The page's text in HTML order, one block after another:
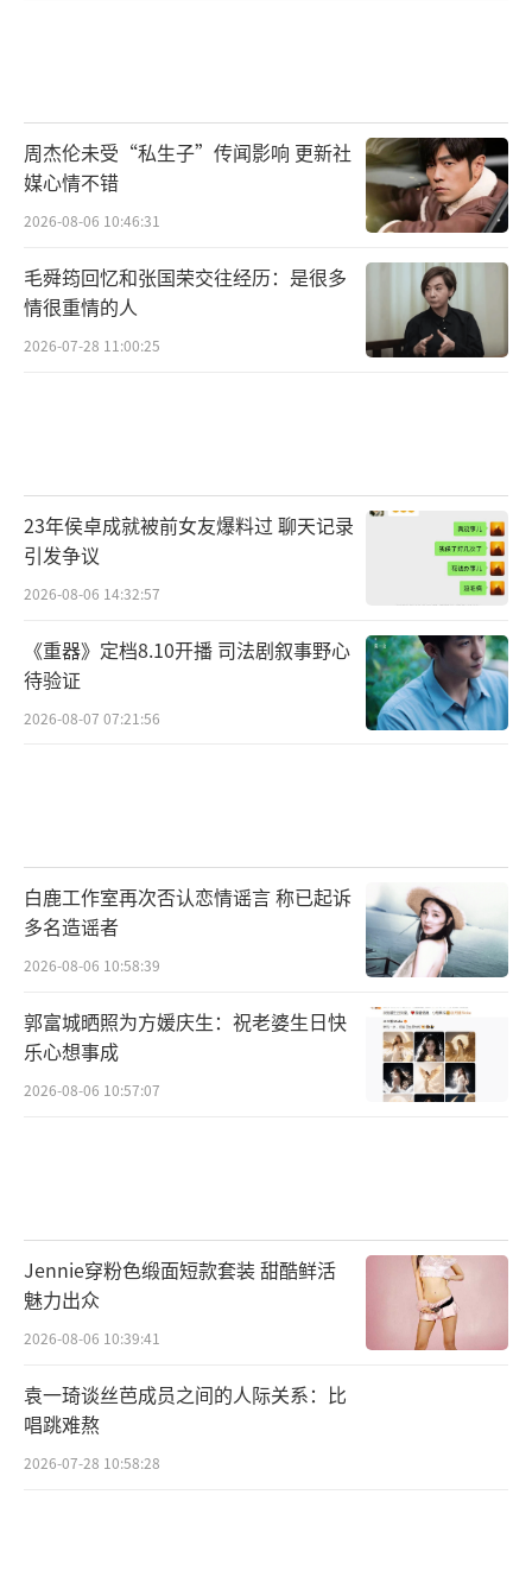
周杰伦未受“私生子”传闻影响 更新社
媒心情不错
2026-08-06 10:46:31
毛舜筠回忆和张国荣交往经历：是很多
情很重情的人
2026-07-28 11:00:25
23年侯卓成就被前女友爆料过 聊天记录
引发争议
2026-08-06 14:32:57
《重器》定档8.10开播 司法剧叙事野心
待验证
2026-08-07 07:21:56
白鹿工作室再次否认恋情谣言 称已起诉
多名造谣者
2026-08-06 10:58:39
郭富城晒照为方媛庆生：祝老婆生日快
乐心想事成
2026-08-06 10:57:07
Jennie穿粉色缎面短款套装 甜酷鲜活
魅力出众
2026-08-06 10:39:41
袁一琦谈丝芭成员之间的人际关系：比
唱跳难熬
2026-07-28 10:58:28